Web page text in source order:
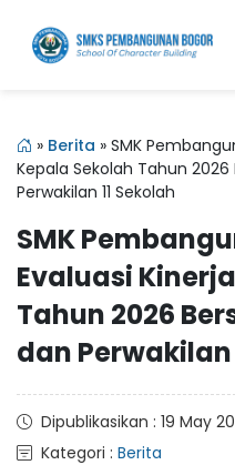
» Berita » SMK
Kepala Sekolah Tahun
Perwakilan 11 Sekolah
SMK
Evaluasi
Tahun 2026
dan Perwakilan
Dipublikasikan : 19 May
Kategori : Berita